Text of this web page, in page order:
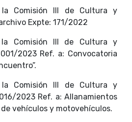
Comisión III de Cultura y
Expte: 171/2022
Comisión III de Cultura y
2023 Ref. a: Convocatoria
Comisión III de Cultura y
2023 Ref. a: Allanamientos
vehículos y motovehículos.